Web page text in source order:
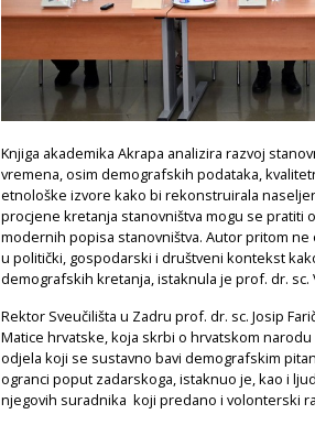
Knjiga akademika Akrapa analizira razvoj
vremena, osim demografskih podataka,
etnološke izvore kako bi rekonstruirala
procjene kretanja stanovništva mogu se pratiti
modernih popisa stanovništva. Autor pritom
u politički, gospodarski i društveni kontekst
demografskih kretanja, istaknula je prof. dr. sc.
Rektor Sveučilišta u Zadru prof. dr. sc. Josip
Matice hrvatske, koja skrbi o hrvatskom
odjela koji se sustavno bavi demografskim
ogranci poput zadarskoga, istaknuo je, kao i
njegovih suradnika koji predano i volonterski